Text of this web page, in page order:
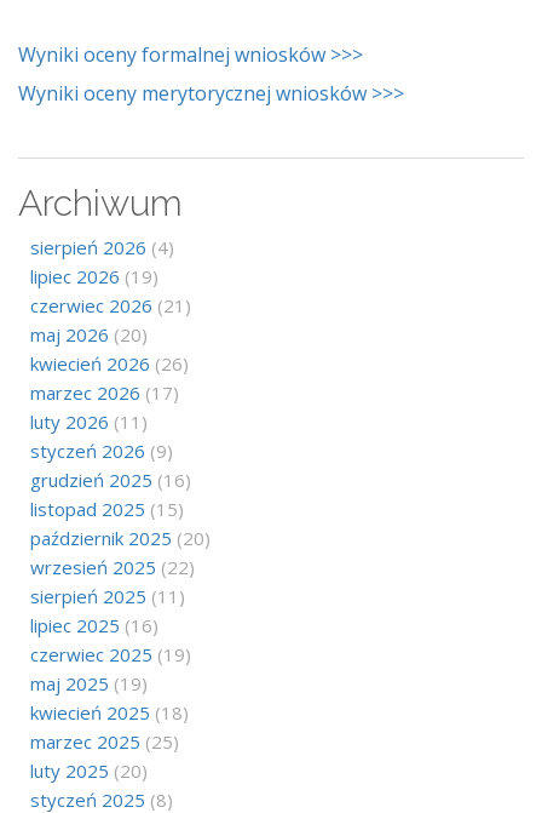
Wyniki oceny formalnej wniosków >>>
Wyniki oceny merytorycznej wniosków >>>
Archiwum
sierpień 2026 (4)
lipiec 2026 (19)
czerwiec 2026 (21)
maj 2026 (20)
kwiecień 2026 (26)
marzec 2026 (17)
luty 2026 (11)
styczeń 2026 (9)
grudzień 2025 (16)
listopad 2025 (15)
październik 2025 (20)
wrzesień 2025 (22)
sierpień 2025 (11)
lipiec 2025 (16)
czerwiec 2025 (19)
maj 2025 (19)
kwiecień 2025 (18)
marzec 2025 (25)
luty 2025 (20)
styczeń 2025 (8)